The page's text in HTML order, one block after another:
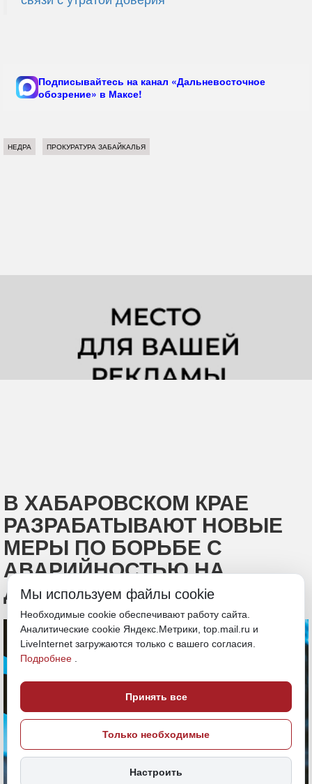
Подписывайтесь на канал «Дальневосточное
обозрение» в Максе!
НЕДРА ПРОКУРАТУРА ЗАБАЙКАЛЬЯ
В ХАБАРОВСКОМ КРАЕ
РАЗРАБАТЫВАЮТ НОВЫЕ
МЕРЫ ПО БОРЬБЕ С
АВАРИЙНОСТЬЮ НА
ДОРОГАХ
Мы используем файлы cookie
Необходимые cookie обеспечивают работу сайта.
Аналитические cookie Яндекс.Метрики, top.mail.ru и
LiveInternet загружаются только с вашего согласия.
Подробнее
Принять все
Только необходимые
Настроить